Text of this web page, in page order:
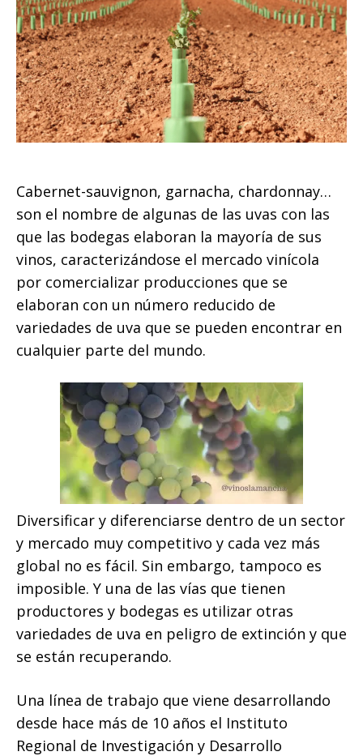
Cabernet-sauvignon, garnacha, chardonnay…
son el nombre de algunas de las uvas con las
que las bodegas elaboran la mayoría de sus
vinos, caracterizándose el mercado vinícola
por comercializar producciones que se
elaboran con un número reducido de
variedades de uva que se pueden encontrar en
cualquier parte del mundo.
Diversificar y diferenciarse dentro de un sector
y mercado muy competitivo y cada vez más
global no es fácil. Sin embargo, tampoco es
imposible. Y una de las vías que tienen
productores y bodegas es utilizar otras
variedades de uva en peligro de extinción y que
se están recuperando.
Una línea de trabajo que viene desarrollando
desde hace más de 10 años el Instituto
Regional de Investigación y Desarrollo